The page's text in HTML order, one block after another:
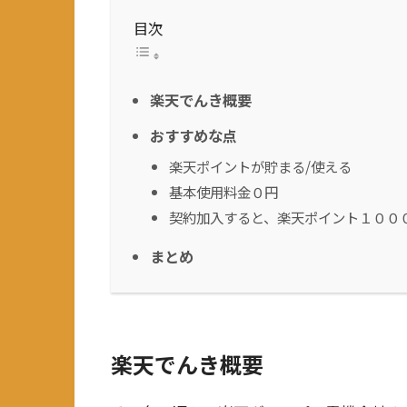
目次
楽天でんき概要
おすすめな点
楽天ポイントが貯まる/使える
基本使用料金０円
契約加入すると、楽天ポイント１００
まとめ
楽天でんき概要